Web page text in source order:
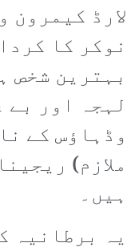
لارڈ
نوکر کا
بہترین شخص
لہجہ اور
وڈہاؤس کے
ملازم)
ہیں۔
یہ برطانیہ